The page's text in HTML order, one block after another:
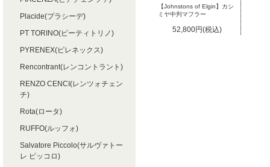
【Johnstons of Elgin】カシ
ミヤ中判マフラー
52,800円(税込)
Placide(プラシーデ)
PT TORINO(ピーティトリノ)
PYRENEX(ピレネックス)
Rencontrant(レンコントラント)
RENZO CENCI(レンツォチェン
チ)
Rota(ロータ)
RUFFO(ルッフォ)
Salvatore Piccolo(サルヴァトー
レ ピッコロ)